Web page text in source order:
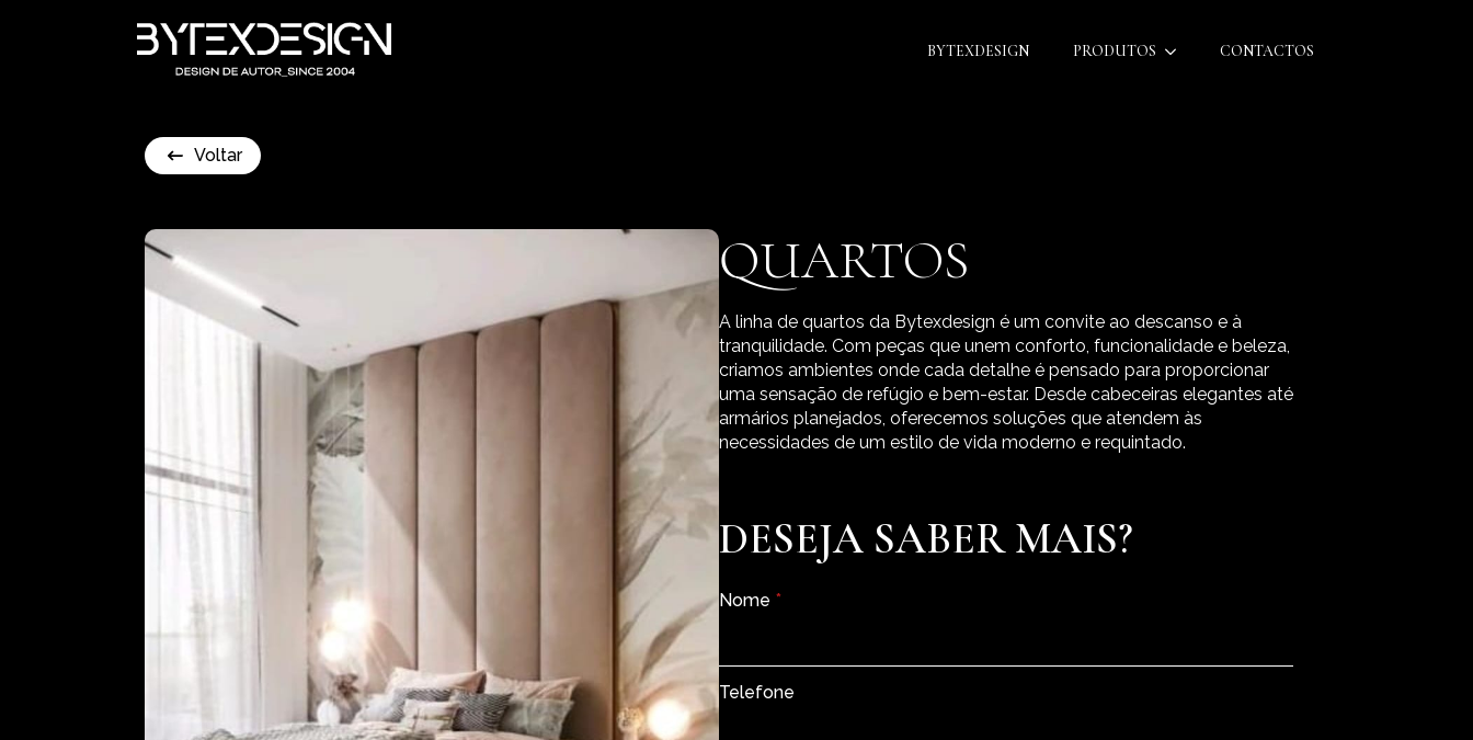
BYTEXDESIGN PRODUTOS CONTACTOS
Voltar
QUARTOS
A linha de quartos da Bytexdesign é um convite ao descanso e à
tranquilidade. Com peças que unem conforto, funcionalidade e beleza,
criamos ambientes onde cada detalhe é pensado para proporcionar
uma sensação de refúgio e bem-estar. Desde cabeceiras elegantes até
armários planejados, oferecemos soluções que atendem às
necessidades de um estilo de vida moderno e requintado.
DESEJA SABER MAIS?
Nome *
Telefone